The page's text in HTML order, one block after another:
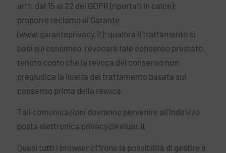
artt. dal 15 al 22 del GDPR (riportati in calce);
proporre reclamo al Garante
(www.garanteprivacy.it); qualora il trattamento si
basi sul consenso, revocare tale consenso prestato,
tenuto conto che la revoca del consenso non
pregiudica la liceità del trattamento basata sul
consenso prima della revoca.
Tali comunicazioni dovranno pervenire all’indirizzo
posta elettronica privacy@keluar.it
Quasi tutti i browser offrono la possibilità di gestire e